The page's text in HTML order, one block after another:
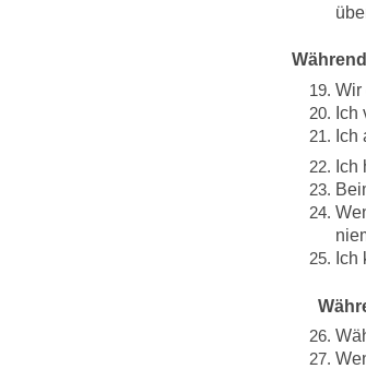
Wir
Ich
Ich
Ich
Ich